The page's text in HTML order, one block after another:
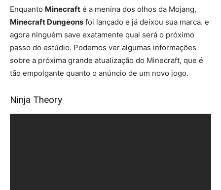
Enquanto Minecraft é a menina dos olhos da Mojang,
Minecraft Dungeons foi lançado e já deixou sua marca. e
agora ninguém save exatamente qual será o próximo
passo do estúdio. Podemos ver algumas informações
sobre a próxima grande atualização do Minecraft, que é
tão empolgante quanto o anúncio de um novo jogo.
Ninja Theory